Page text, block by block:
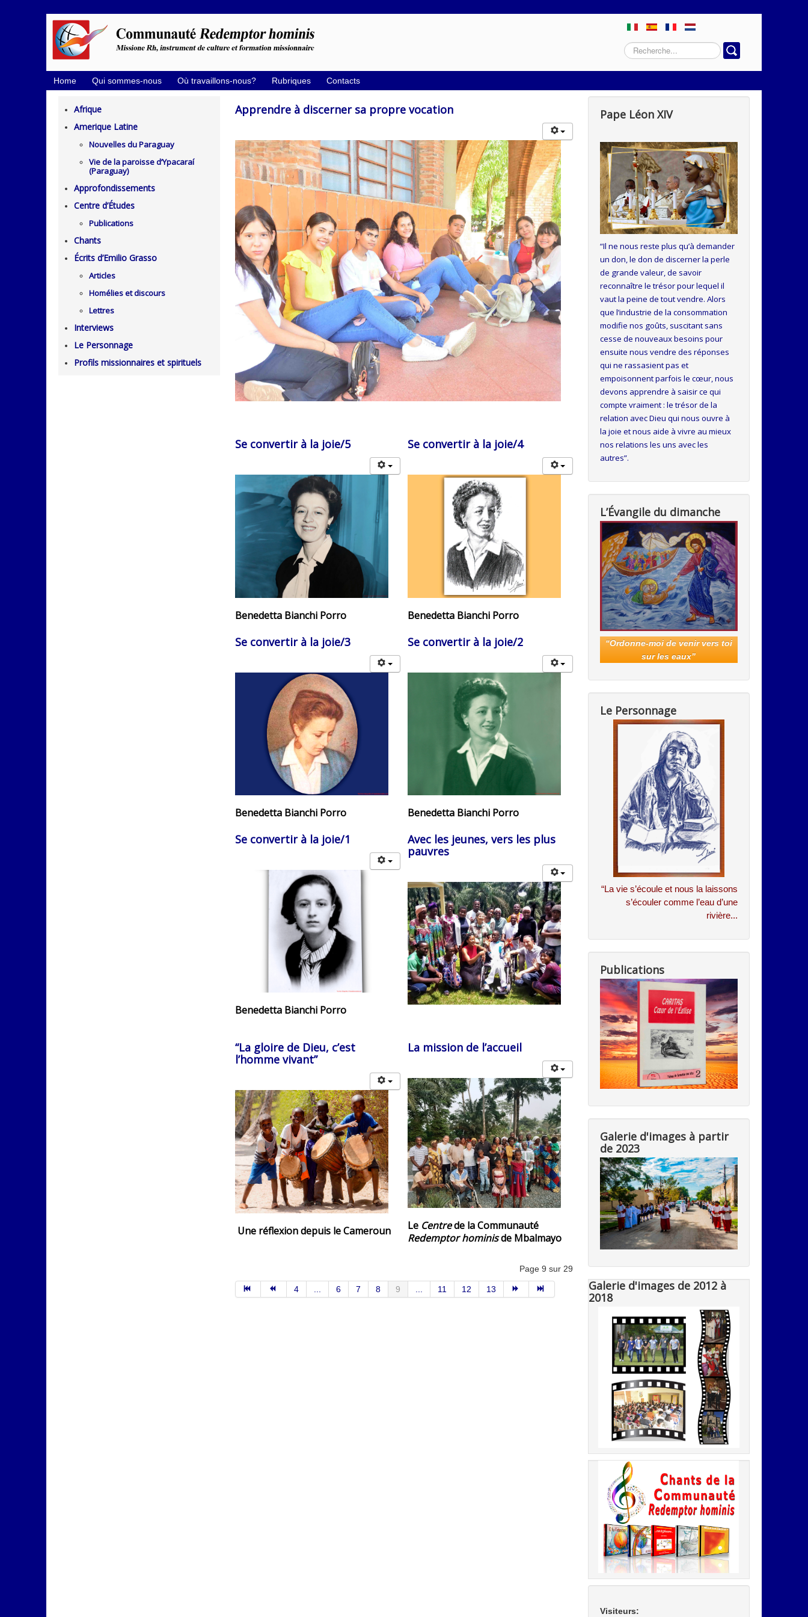
Rechercher
Home Qui sommes-nous Où travaillons-nous? Rubriques Contacts
Afrique
Amerique Latine
Nouvelles du Paraguay
Vie de la paroisse d’Ypacaraí
(Paraguay)
Approfondissements
Centre d’Études
Publications
Chants
Écrits d’Emilio Grasso
Articles
Homélies et discours
Lettres
Interviews
Le Personnage
Profils missionnaires et spirituels
Apprendre à discerner sa propre vocation
Se convertir à la joie/5
Benedetta Bianchi Porro
Se convertir à la joie/4
Benedetta Bianchi Porro
Se convertir à la joie/3
Benedetta Bianchi Porro
Se convertir à la joie/2
Benedetta Bianchi Porro
Se convertir à la joie/1
Benedetta Bianchi Porro
Avec les jeunes, vers les plus
pauvres
“La gloire de Dieu, c’est
l’homme vivant”
Une réflexion depuis le Cameroun
La mission de l’accueil
Le Centrede la Communauté
Redemptor hominisde Mbalmayo
Page 9 sur 29
4 ... 6 7 8 9 ... 11 12 13
Pape Léon XIV
“Il ne nous reste plus qu’à demander
un don, le don de discerner la perle
de grande valeur, de savoir
reconnaître le trésor pour lequel il
vaut la peine de tout vendre. Alors
que l’industrie de la consommation
modifie nos goûts, suscitant sans
cesse de nouveaux besoins pour
ensuite nous vendre des réponses
qui ne rassasient pas et
empoisonnent parfois le cœur, nous
devons apprendre à saisir ce qui
compte vraiment : le trésor de la
relation avec Dieu qui nous ouvre à
la joie et nous aide à vivre au mieux
nos relations les uns avec les
autres”.
L’Évangile du dimanche
“Ordonne-moi de venir vers toi
sur les eaux”
Le Personnage
“La vie s’écoule et nous la laissons
s’écouler comme l’eau d’une
rivière...
Publications
Galerie d'images à partir
de 2023
Galerie d'images de 2012 à
2018
Visiteurs: